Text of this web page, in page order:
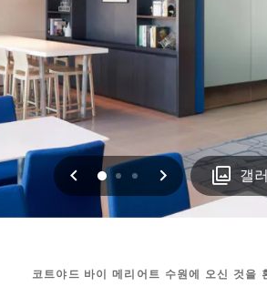
이전
01 2 다음 갤
코트야드 바이 메리어트 수원에 오신 것을